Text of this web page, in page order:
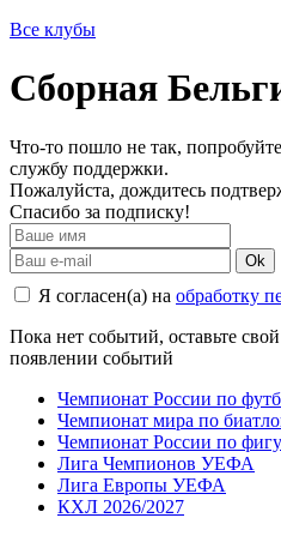
Все клубы
Сборная
Что-то пошло не так,
службу поддержки.
Пожалуйста, дождитесь
Спасибо за подписку!
Ok
Я согласен(а) на обработку
Пока нет событий, оставьте
появлении событий
Чемпионат России по
Чемпионат мира по
Чемпионат России по
Лига Чемпионов УЕФА
Лига Европы УЕФА
КХЛ 2026/2027